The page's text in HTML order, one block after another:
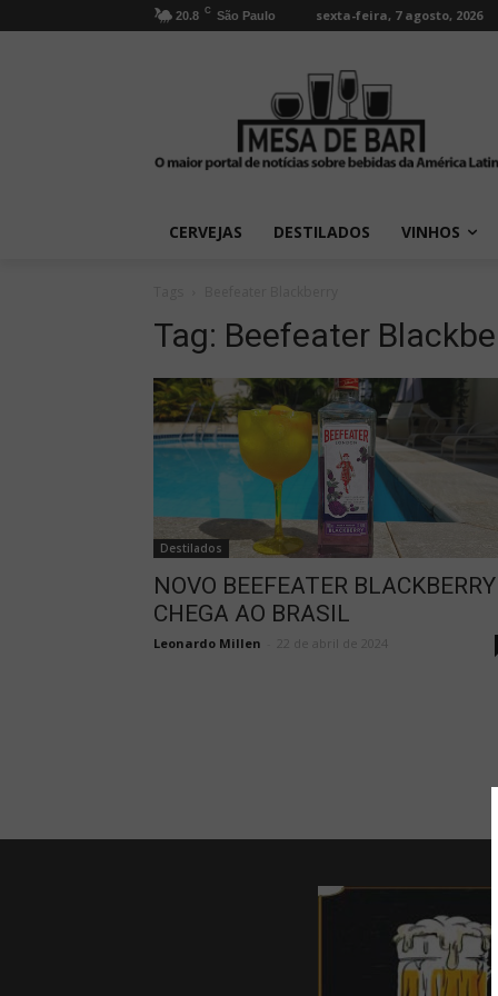
20.8 C São Paulo sexta-feira, 7 agosto, 2026
CERVEJAS DESTILADOS VINHOS
Tag: Beefeater
Destilados
NOVO BEEFEATER BLACKBERRY
CHEGA AO BRASIL
Leonardo Millen 22 de abril de 2024